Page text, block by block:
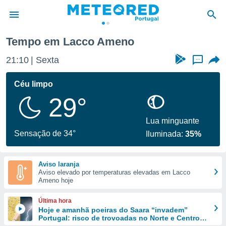
da
foi
fornecidas
a este
das
e
forma
digital
Tempo em Lacco Ameno
21:10 Sexta ...
Céu limpo
29°
Sensação de 34°
Lua minguante
Iluminada:35%
Aviso laranja
Aviso elevado por temperaturas elevadas em Lacco
Ameno hoje
Última hora
Hoje e amanhã poeiras do Saara “invadem”
Portugal: risco de trovoadas no Norte e Centro